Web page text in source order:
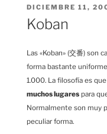
PUBLICADO
EL
DICIEMBRE 11,
Koban
Las «Koban» (交番) son
forma bastante
1.000. La filosofía es
muchos lugares para
Normalmente son muy
peculiar forma.